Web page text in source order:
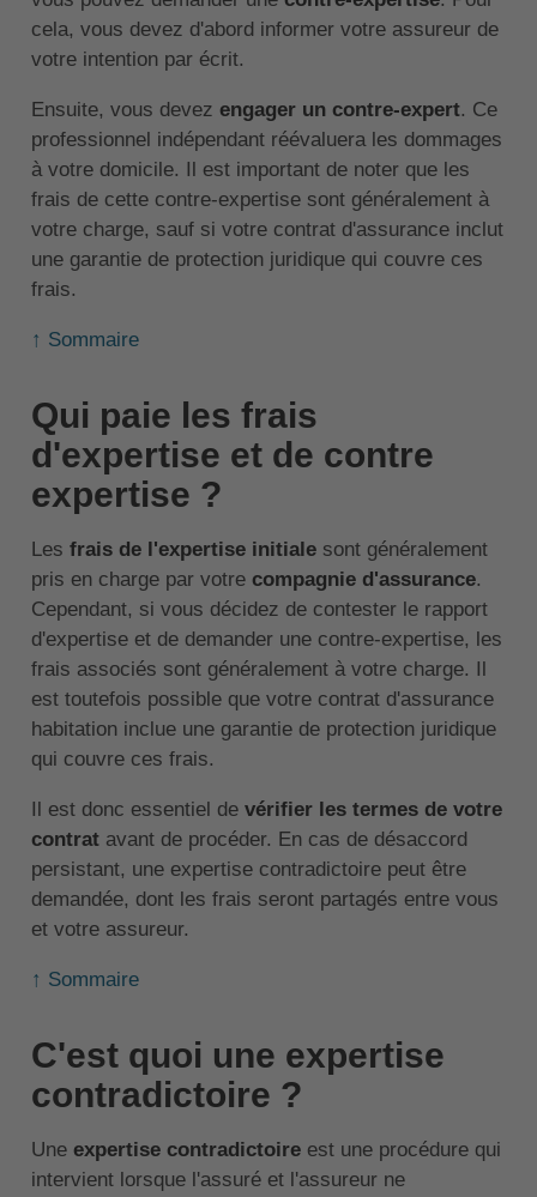
cela, vous devez d'abord informer votre assureur de
votre intention par écrit.
Ensuite, vous devez engager un contre-expert. Ce
professionnel indépendant réévaluera les dommages
à votre domicile. Il est important de noter que les
frais de cette contre-expertise sont généralement à
votre charge, sauf si votre contrat d'assurance inclut
une garantie de protection juridique qui couvre ces
frais.
↑ Sommaire
Qui paie les frais
d'expertise et de contre
expertise ?
Les frais de l'expertise initialesont généralement
pris en charge par votre compagnie d'assurance.
Cependant, si vous décidez de contester le rapport
d'expertise et de demander une contre-expertise, les
frais associés sont généralement à votre charge. Il
est toutefois possible que votre contrat d'assurance
habitation inclue une garantie de protection juridique
qui couvre ces frais.
Il est donc essentiel de vérifier les termes de votre
contratavant de procéder. En cas de désaccord
persistant, une expertise contradictoire peut être
demandée, dont les frais seront partagés entre vous
et votre assureur.
↑ Sommaire
C'est quoi une expertise
contradictoire ?
Une expertise contradictoireest une procédure qui
intervient lorsque l'assuré et l'assureur ne